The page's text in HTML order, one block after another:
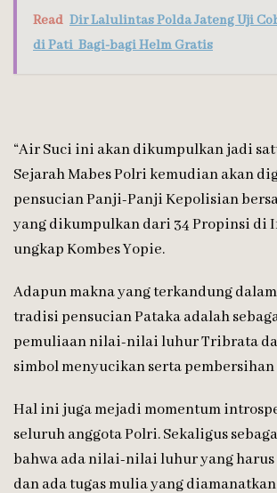
Read Dir Lalulintas Polda Jateng Uji
di Pati Bagi-bagi Helm Gratis
“Air Suci ini akan dikumpulkan jadi
Sejarah Mabes Polri kemudian akan
pensucian Panji-Panji Kepolisian
yang dikumpulkan dari 34 Propinsi di
ungkap Kombes Yopie.
Adapun makna yang terkandung
tradisi pensucian Pataka adalah
pemuliaan nilai-nilai luhur Tribrata
simbol menyucikan serta
Hal ini juga mejadi momentum
seluruh anggota Polri. Sekaligus
bahwa ada nilai-nilai luhur yang
dan ada tugas mulia yang